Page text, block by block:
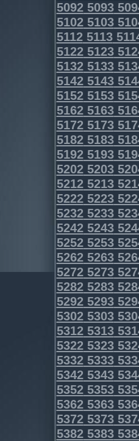
50925093
51025103
51125113
51225123
51325133
51425143
51525153
51625163
51725173
51825183
51925193
52025203
52125213
52225223
52325233
52425243
52525253
52625263
52725273
52825283
52925293
53025303
53125313
53225323
53325333
53425343
53525353
53625363
53725373
53825383